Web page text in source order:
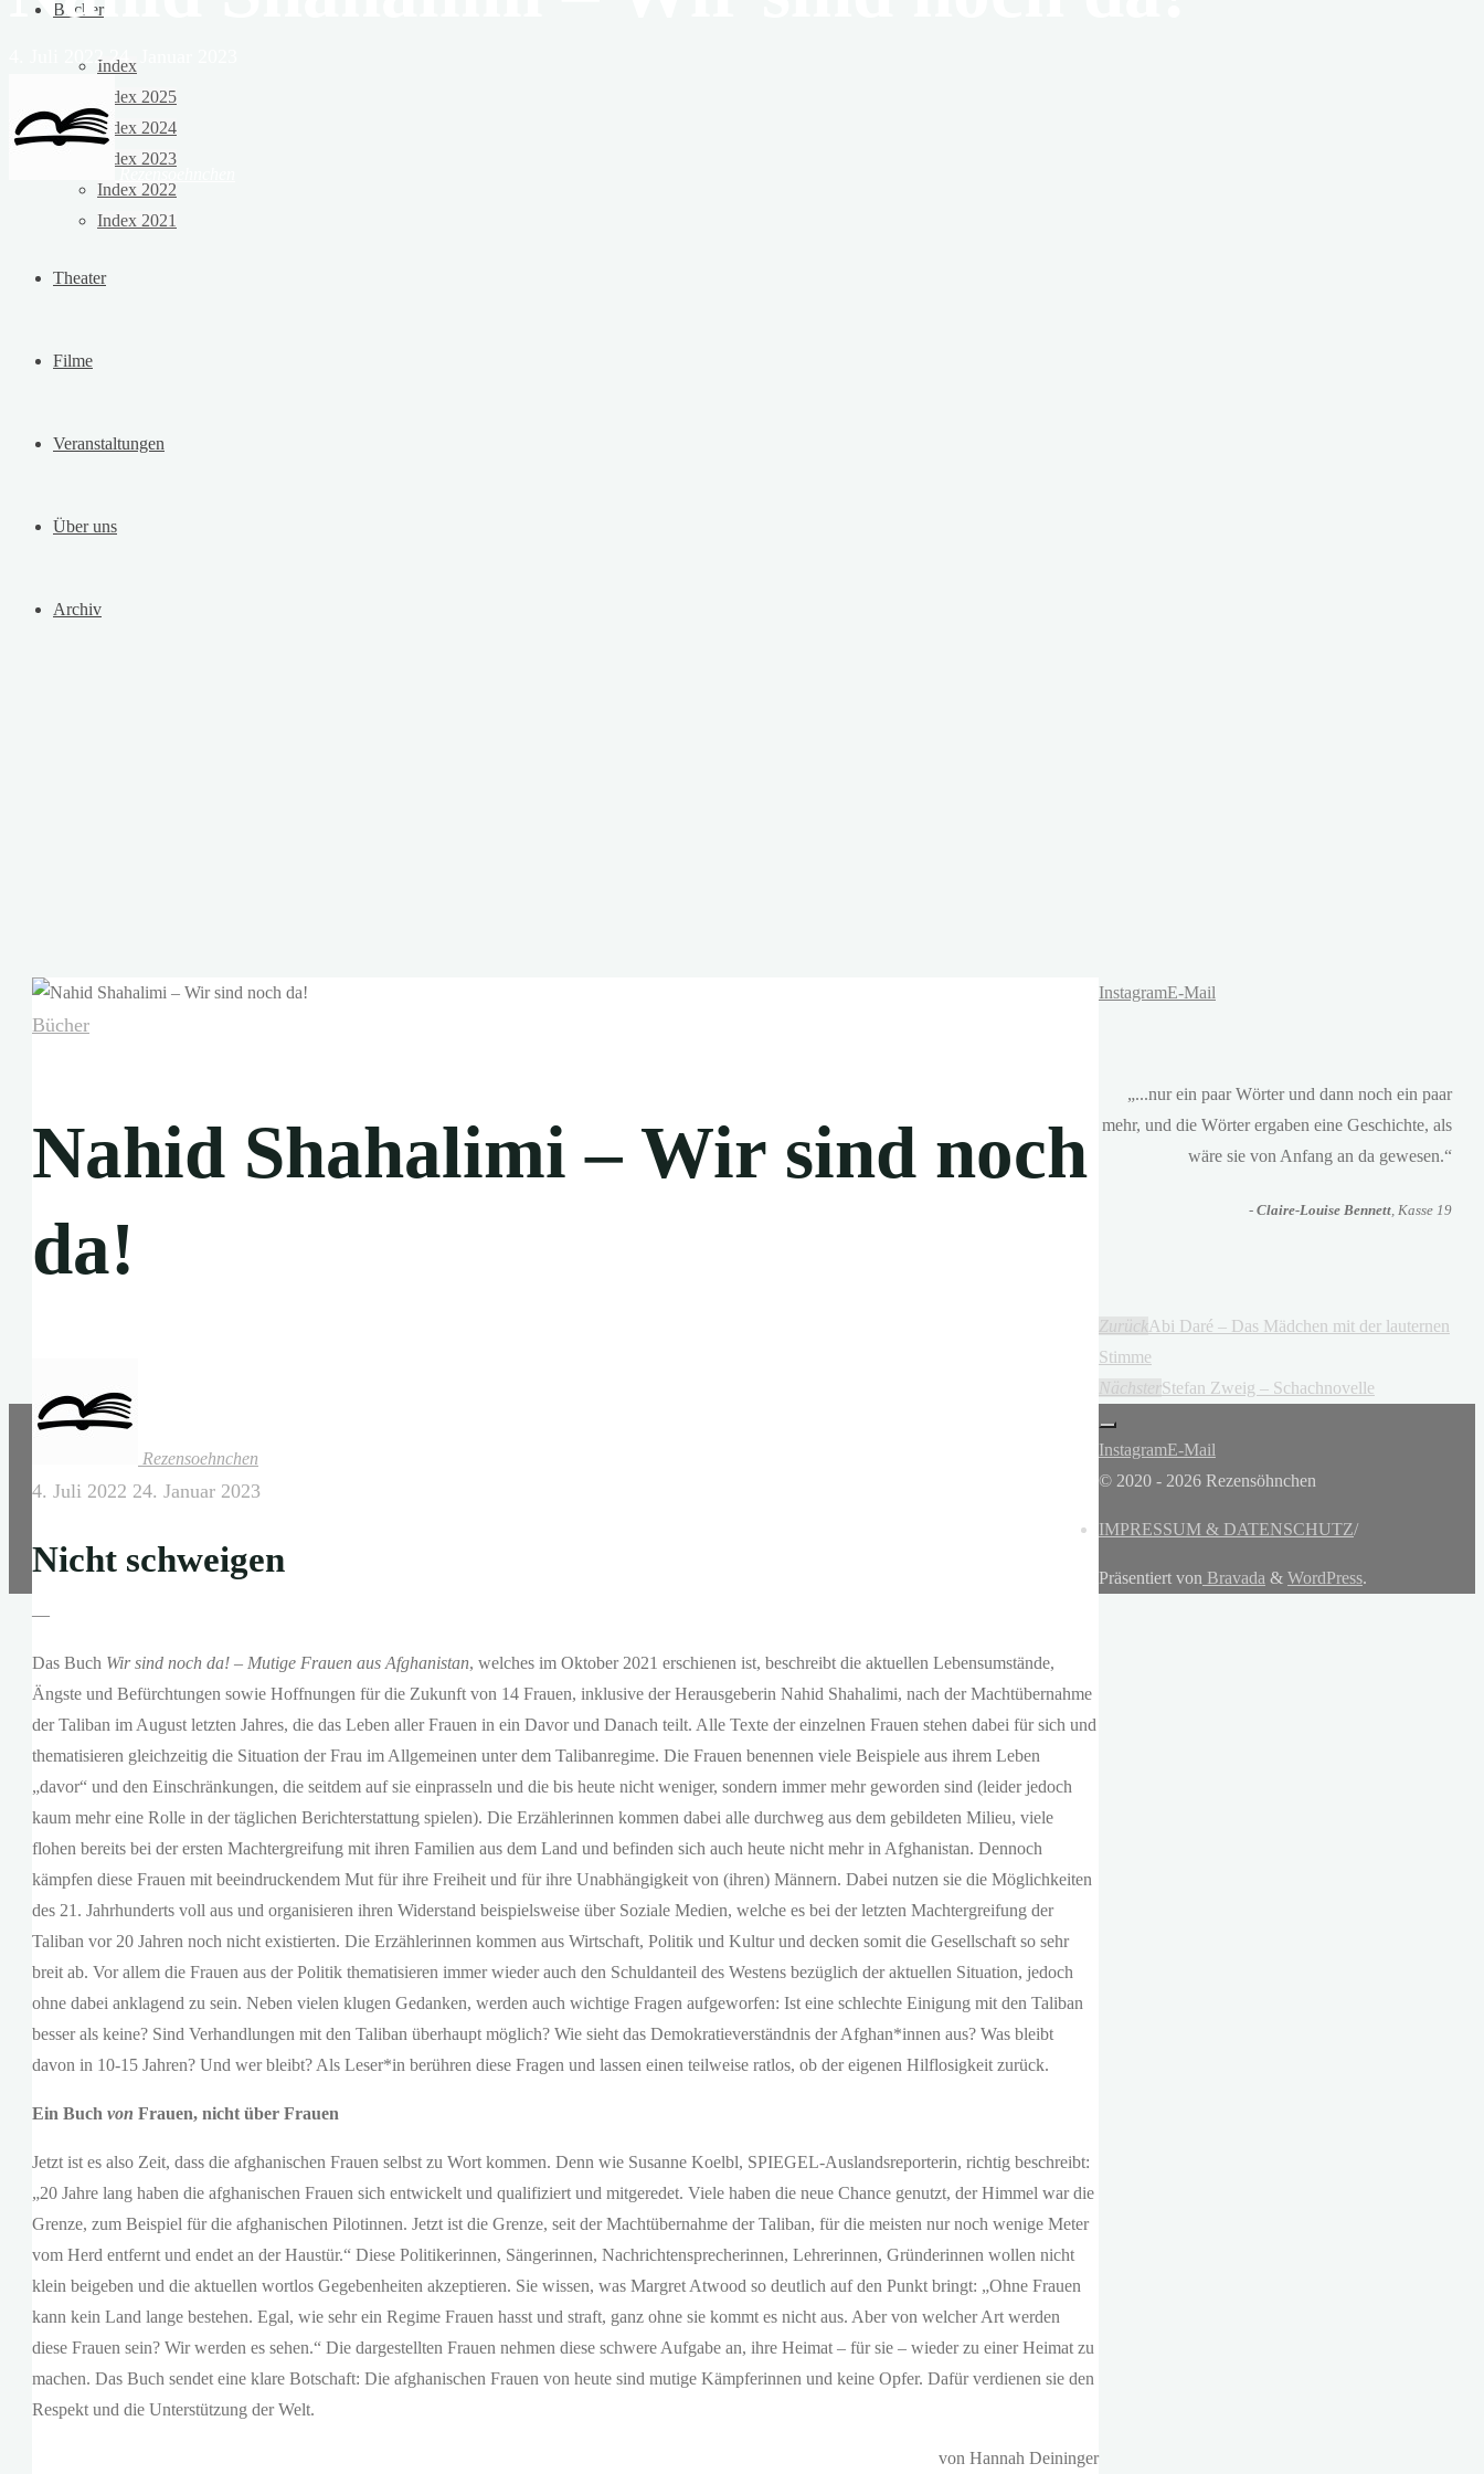
Bücher
Index
Index 2025
Index 2024
Index 2023
Index 2022
Index 2021
Theater
Filme
Veranstaltungen
Über uns
Archiv
4. Juli 2022 24. Januar 2023
Bücher
Nahid Shahalimi – Wir sind noch
da!
Rezensoehnchen
4. Juli 2022 24. Januar 2023
Nicht schweigen
—
Das Buch Wir sind noch da! – Mutige Frauen aus Afghanistan, welches im Oktober 2021 erschienen ist, beschreibt die aktuellen Lebensumstände,
Ängste und Befürchtungen sowie Hoffnungen für die Zukunft von 14 Frauen, inklusive der Herausgeberin Nahid Shahalimi, nach der Machtübernahme
der Taliban im August letzten Jahres, die das Leben aller Frauen in ein Davor und Danach teilt. Alle Texte der einzelnen Frauen stehen dabei für sich und
thematisieren gleichzeitig die Situation der Frau im Allgemeinen unter dem Talibanregime. Die Frauen benennen viele Beispiele aus ihrem Leben
„davor“ und den Einschränkungen, die seitdem auf sie einprasseln und die bis heute nicht weniger, sondern immer mehr geworden sind (leider jedoch
kaum mehr eine Rolle in der täglichen Berichterstattung spielen). Die Erzählerinnen kommen dabei alle durchweg aus dem gebildeten Milieu, viele
flohen bereits bei der ersten Machtergreifung mit ihren Familien aus dem Land und befinden sich auch heute nicht mehr in Afghanistan. Dennoch
kämpfen diese Frauen mit beeindruckendem Mut für ihre Freiheit und für ihre Unabhängigkeit von (ihren) Männern. Dabei nutzen sie die Möglichkeiten
des 21. Jahrhunderts voll aus und organisieren ihren Widerstand beispielsweise über Soziale Medien, welche es bei der letzten Machtergreifung der
Taliban vor 20 Jahren noch nicht existierten. Die Erzählerinnen kommen aus Wirtschaft, Politik und Kultur und decken somit die Gesellschaft so sehr
breit ab. Vor allem die Frauen aus der Politik thematisieren immer wieder auch den Schuldanteil des Westens bezüglich der aktuellen Situation, jedoch
ohne dabei anklagend zu sein. Neben vielen klugen Gedanken, werden auch wichtige Fragen aufgeworfen: Ist eine schlechte Einigung mit den Taliban
besser als keine? Sind Verhandlungen mit den Taliban überhaupt möglich? Wie sieht das Demokratieverständnis der Afghan*innen aus? Was bleibt
davon in 10-15 Jahren? Und wer bleibt? Als Leser*in berühren diese Fragen und lassen einen teilweise ratlos, ob der eigenen Hilflosigkeit zurück.
Ein Buch von Frauen, nicht über Frauen
Jetzt ist es also Zeit, dass die afghanischen Frauen selbst zu Wort kommen. Denn wie Susanne Koelbl, SPIEGEL-Auslandsreporterin, richtig beschreibt:
„20 Jahre lang haben die afghanischen Frauen sich entwickelt und qualifiziert und mitgeredet. Viele haben die neue Chance genutzt, der Himmel war die
Grenze, zum Beispiel für die afghanischen Pilotinnen. Jetzt ist die Grenze, seit der Machtübernahme der Taliban, für die meisten nur noch wenige Meter
vom Herd entfernt und endet an der Haustür.“ Diese Politikerinnen, Sängerinnen, Nachrichtensprecherinnen, Lehrerinnen, Gründerinnen wollen nicht
klein beigeben und die aktuellen wortlos Gegebenheiten akzeptieren. Sie wissen, was Margret Atwood so deutlich auf den Punkt bringt: „Ohne Frauen
kann kein Land lange bestehen. Egal, wie sehr ein Regime Frauen hasst und straft, ganz ohne sie kommt es nicht aus. Aber von welcher Art werden
diese Frauen sein? Wir werden es sehen.“ Die dargestellten Frauen nehmen diese schwere Aufgabe an, ihre Heimat – für sie – wieder zu einer Heimat zu
machen. Das Buch sendet eine klare Botschaft: Die afghanischen Frauen von heute sind mutige Kämpferinnen und keine Opfer. Dafür verdienen sie den
Respekt und die Unterstützung der Welt.
von Hannah Deininger
InstagramE-Mail
„...nur ein paar Wörter und dann noch ein paar
mehr, und die Wörter ergaben eine Geschichte, als
wäre sie von Anfang an da gewesen.“
- Claire-Louise Bennett, Kasse 19
Zurück Abi Daré – Das Mädchen mit der lauternen
Stimme
NächsterStefan Zweig – Schachnovelle
InstagramE-Mail
© 2020 - 2026 Rezensöhnchen
IMPRESSUM & DATENSCHUTZ/
Präsentiert von Bravada & WordPress.